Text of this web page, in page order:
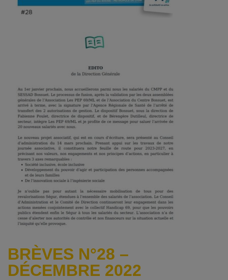
BRÈVES N°28 –
DÉCEMBRE 2022